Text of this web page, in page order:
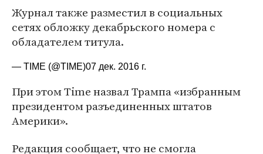
Журнал также разместил в социальных
сетях обложку декабрьского номера с
обладателем титула.
— TIME (@TIME)07 дек. 2016 г.
При этом Time назвал Трампа «избранным
президентом разъединенных штатов
Америки».
Редакция сообщает, что не смогла